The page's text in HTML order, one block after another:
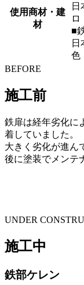
使用商材・建
材
日
ロ
■
日
色
BEFORE
施工前
鉄扉は経年劣化に
着していました。
大きく劣化が進ん
後に塗装でメンテ
UNDER
施工中
鉄部ケレン